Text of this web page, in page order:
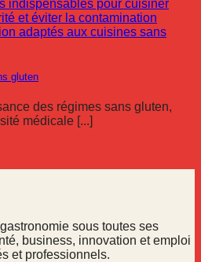
gluten
des régimes sans gluten,
médicale [...]
sous toutes ses
business, innovation et emploi
et professionnels.